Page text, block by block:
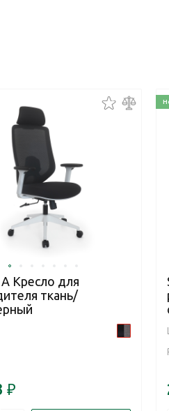
Кресло для
ткань/
₽